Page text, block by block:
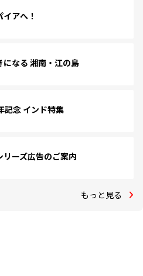
アへ！
なる 湘南・江の島
記念 インド特集
リーズ広告のご案内
もっと見る